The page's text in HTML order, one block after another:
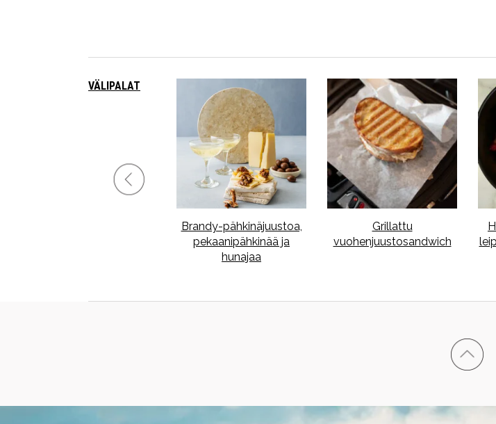
VÄLIPALAT
Brandy-pähkinäjuustoa,
pekaanipähkinää ja
hunajaa
Grillattu
vuohenjuustosandwich